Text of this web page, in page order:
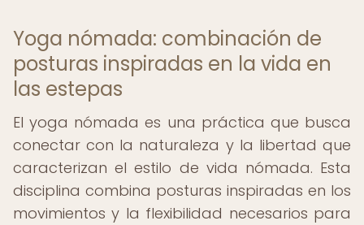
Yoga nómada: combinación de
posturas inspiradas en la vida en
las estepas
El yoga nómada es una práctica que busca
conectar con la naturaleza y la libertad que
caracterizan el estilo de vida nómada. Esta
disciplina combina posturas inspiradas en los
movimientos y la flexibilidad necesarios para